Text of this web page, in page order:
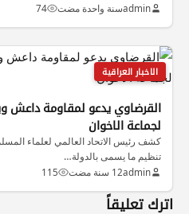
adminسنة واحدة مضت 74
الاخبار العراقية
القرضاوي يدعو لمقاومة داعش
لجماعة الاخوان
كشف رئيس الاتحاد العالمي لعلماء
تنظيم ما يسمى بالدولة…
admin12 سنة مضت 115
اترك تعليقاً